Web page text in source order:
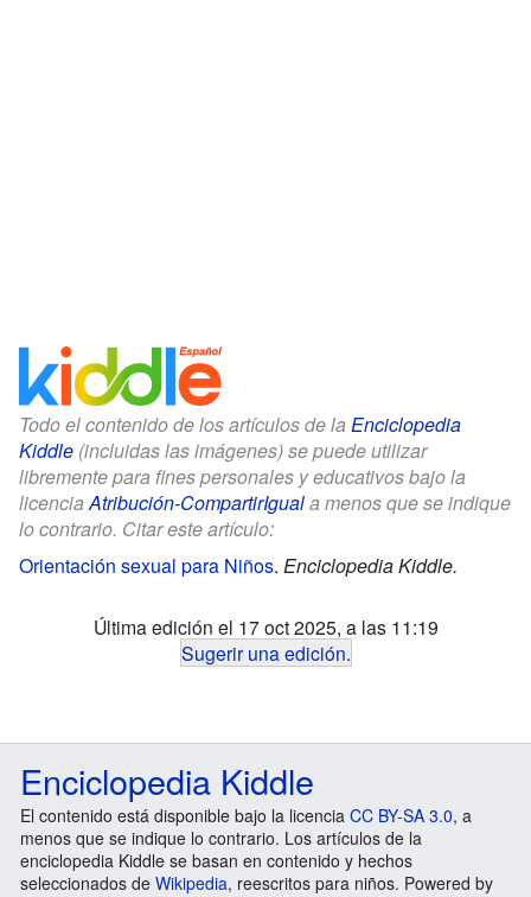
Todo el contenido de los artículos de la Enciclopedia
Kiddle (incluidas las imágenes) se puede utilizar
libremente para fines personales y educativos bajo la
licenciaAtribución-CompartirIguala menos que se indique
lo contrario. Citar este artículo:
Orientación sexual para Niños. Enciclopedia Kiddle.
Última edición el 17 oct 2025, a las 11:19
Sugerir una edición.
Enciclopedia Kiddle
El contenido está disponible bajo la licencia CC BY-SA 3.0, a
menos que se indique lo contrario. Los artículos de la
enciclopedia Kiddle se basan en contenido y hechos
seleccionados de Wikipedia, reescritos para niños. Powered by